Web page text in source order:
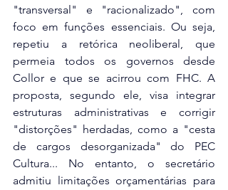
"transversal" e "racionalizado", com
foco em funções essenciais. Ou seja,
repetiu a retórica neoliberal, que
permeia todos os governos desde
Collor e que se acirrou com FHC. A
proposta, segundo ele, visa integrar
estruturas administrativas e corrigir
"distorções" herdadas, como a "cesta
de cargos desorganizada" do PEC
Cultura... No entanto, o secretário
admitiu limitações orçamentárias para